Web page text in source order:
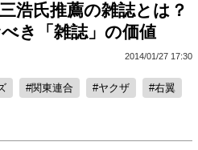
浩氏推薦の雑誌とは？
き「雑誌」の価値
2014/01/27 17:30
関東連合 ヤクザ 右翼